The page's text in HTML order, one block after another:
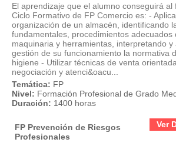
El aprendizaje que el alumno conseguirá al
Ciclo Formativo de FP Comercio es: -
organización de un almacén, identificando
fundamentales, procedimientos adecuados
maquinaria y herramientas, interpretando y
gestión de su funcionamiento la normativa
higiene - Utilizar técnicas de venta
negociación y atenci&oacu...
Temática: FP
Nivel: Formación Profesional de Grado
Duración: 1400 horas
Ver
FP Prevención de Riesgos
Profesionales